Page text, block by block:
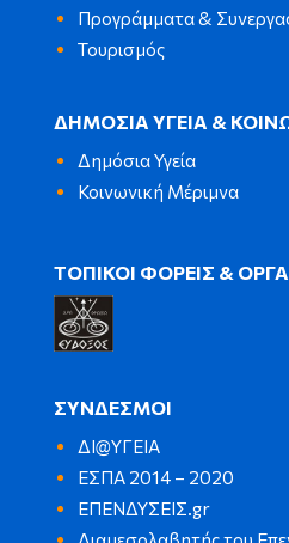
Προγράμματα &
Τουρισμός
ΔΗΜΟΣΙΑ ΥΓΕΙΑ &
Δημόσια Υγεία
Κοινωνική Μέριμνα
ΤΟΠΙΚΟΙ ΦΟΡΕΙΣ &
ΣΥΝΔΕΣΜΟΙ
ΔΙ@ΥΓΕΙΑ
ΕΣΠΑ 2014 – 2020
ΕΠΕΝΔΥΣΕΙΣ.gr